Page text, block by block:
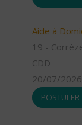
Aide à
19 -
CDD
20/07/2026
POSTULER